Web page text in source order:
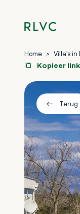
Home > Villa's in
Kopieer
Terug